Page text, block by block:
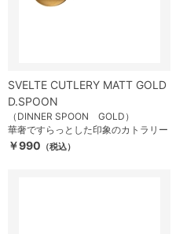
SVELTE CUTLERY MATT GOLD
D.SPOON
（DINNER SPOON GOLD）
華奢ですらっとした印象のカトラリー
￥990 （税込）